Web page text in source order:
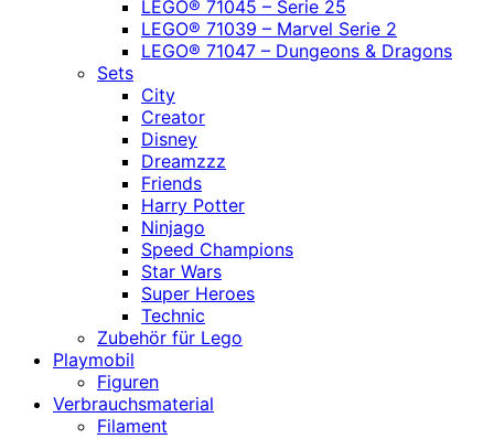
LEGO® 71045 – Serie 25
LEGO® 71039 – Marvel Serie 2
LEGO® 71047 – Dungeons & Dragons
Sets
City
Creator
Disney
Dreamzzz
Friends
Harry Potter
Ninjago
Speed Champions
Star Wars
Super Heroes
Technic
Zubehör für Lego
Playmobil
Figuren
Verbrauchsmaterial
Filament